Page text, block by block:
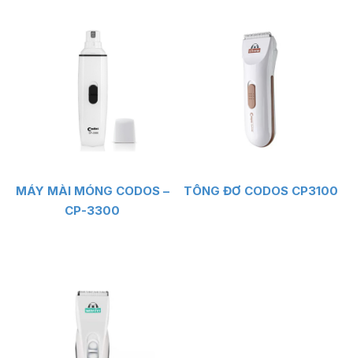
MÁY MÀI MÓNG CODOS –
CP-3300
TÔNG ĐƠ CODOS CP3100